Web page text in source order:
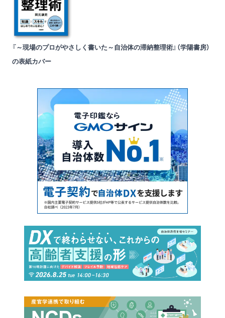
『～現場のプロがやさしく書いた～自治体の滞納整理術』（学陽書房）
の表紙カバー